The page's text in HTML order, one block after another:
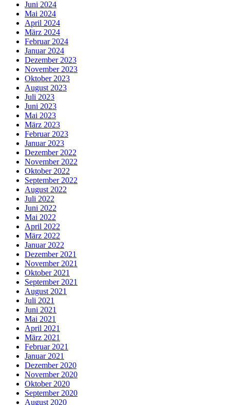
Juni 2024
Mai 2024
April 2024
März 2024
Februar 2024
Januar 2024
Dezember 2023
November 2023
Oktober 2023
August 2023
Juli 2023
Juni 2023
Mai 2023
März 2023
Februar 2023
Januar 2023
Dezember 2022
November 2022
Oktober 2022
September 2022
August 2022
Juli 2022
Juni 2022
Mai 2022
April 2022
März 2022
Januar 2022
Dezember 2021
November 2021
Oktober 2021
September 2021
August 2021
Juli 2021
Juni 2021
Mai 2021
April 2021
März 2021
Februar 2021
Januar 2021
Dezember 2020
November 2020
Oktober 2020
September 2020
August 2020